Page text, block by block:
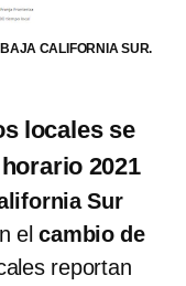
CALIFORNIA SUR.
locales se
2021
Sur
elcambio de
reportan